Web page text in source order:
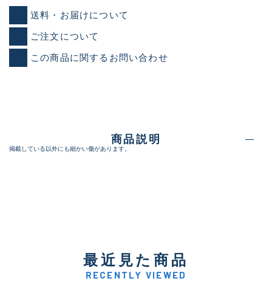
送料・お届けについて
ご注文について
この商品に関するお問い合わせ
商品説明
掲載している以外にも細かい傷があります。
最近見た商品
RECENTLY VIEWED